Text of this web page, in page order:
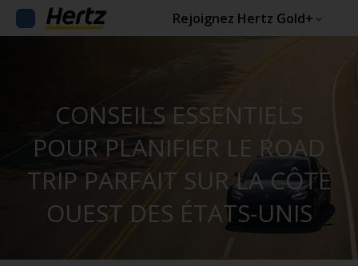
Rejoignez Hertz Gold+
CONSEILS ESSENTIELS
POUR PLANIFIER LE ROAD
TRIP PARFAIT SUR LA CÔTE
OUEST DES ÉTATS-UNIS